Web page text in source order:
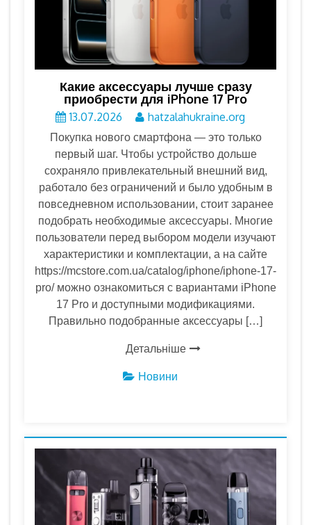
Какие аксессуары лучше сразу
приобрести для iPhone 17 Pro
13.07.2026 hatzalahukraine.org
Покупка нового смартфона — это только
первый шаг. Чтобы устройство дольше
сохраняло привлекательный внешний вид,
работало без ограничений и было удобным в
повседневном использовании, стоит заранее
подобрать необходимые аксессуары. Многие
пользователи перед выбором модели изучают
характеристики и комплектации, а на сайте
https://mcstore.com.ua/catalog/iphone/iphone-17-
pro/ можно ознакомиться с вариантами iPhone
17 Pro и доступными модификациями.
Правильно подобранные аксессуары […]
Детальніше
Новини